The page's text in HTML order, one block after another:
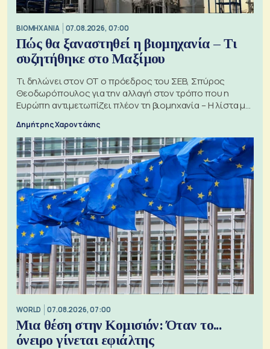
ΒΙΟΜΗΧΑΝΙΑ 07.08.2026, 07:00
Πώς θα ξαναστηθεί η βιομηχανία – Τι
συζητήθηκε στο Μαξίμου
Τι δηλώνει στον ΟΤ ο πρόεδρος του ΣΕΒ, Σπύρος
Θεοδωρόπουλος για την αλλαγή στον τρόπο που η
Ευρώπη αντιμετωπίζει πλέον τη βιομηχανία – Η λίστα με
Δημήτρης Χαροντάκης
WORLD 07.08.2026, 07:00
Μια θέση στην Κομισιόν: Όταν το...
όνειρο γίνεται εφιάλτης